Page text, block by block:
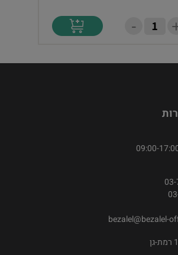
-
bezalel@bezalel-